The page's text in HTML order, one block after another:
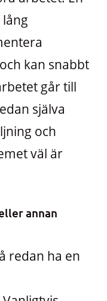
kan snabbt
går till
själva
och
väl är
annan
redan ha en